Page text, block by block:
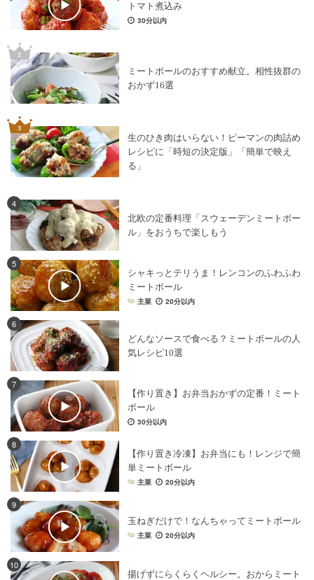
トマト煮込み
30分以内
ミートボールのおすすめ献立。相性抜群の
おかず16選
生のひき肉はいらない！ピーマンの肉詰め
レシピに「時短の決定版」「簡単で映え
る」
4
北欧の定番料理「スウェーデンミートボー
ル」をおうちで楽しもう
5
シャキっとテリうま！レンコンのふわふわ
ミートボール
主菜 20分以内
6
どんなソースで食べる？ミートボールの人
気レシピ10選
7
【作り置き】お弁当おかずの定番！ミート
ボール
30分以内
8
【作り置き冷凍】お弁当にも！レンジで簡
単ミートボール
主菜 20分以内
9
玉ねぎだけで！なんちゃってミートボール
主菜 20分以内
10
揚げずにらくらくヘルシー。おからミート